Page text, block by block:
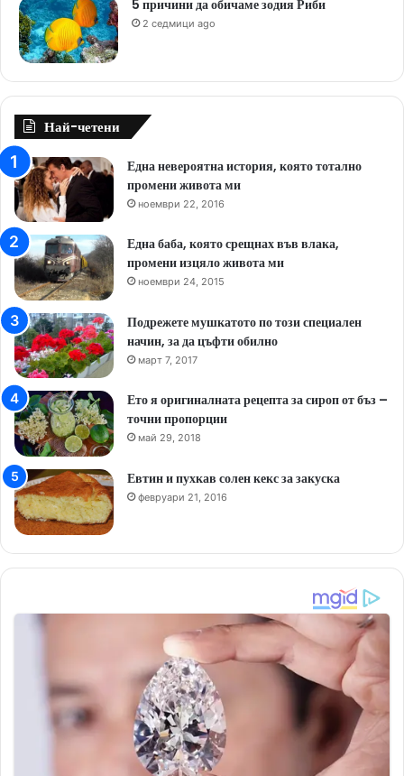
5 причини да обичаме зодия Риби
2 седмици ago
Най-четени
Една невероятна история, която тотално
промени живота ми
ноември 22, 2016
Една баба, която срещнах във влака,
промени изцяло живота ми
ноември 24, 2015
Подрежете мушкатото по този специален
начин, за да цъфти обилно
март 7, 2017
Ето я оригиналната рецепта за сироп от бъз –
точни пропорции
май 29, 2018
Евтин и пухкав солен кекс за закуска
февруари 21, 2016